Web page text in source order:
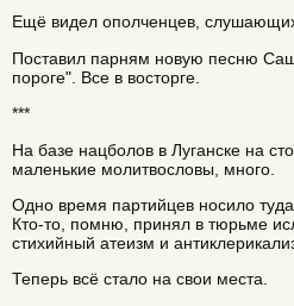
Ещё видел ополченцев,
Поставил парням новую песню
пороге". Все в восторге.
***
На базе нацболов в Луганске на
маленькие молитвословы, много.
Одно время партийцев носило
Кто-то, помню, принял в тюрьме
стихийный атеизм и
Теперь всё стало на свои места.